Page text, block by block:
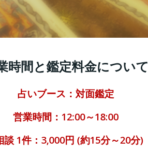
時間と鑑定料金について
占いブース：対面鑑定
営業時間：12:00～18:00
談 1件：3,000円 (約15分～20分)